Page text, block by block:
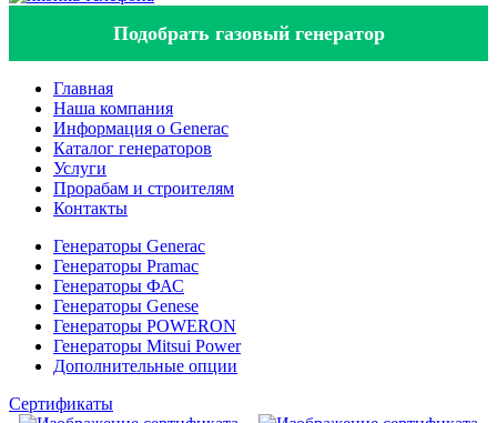
Подобрать газовый генератор
Главная
Наша компания
Информация о Generac
Каталог генераторов
Услуги
Прорабам и строителям
Контакты
Генераторы Generac
Генераторы Pramac
Генераторы ФАС
Генераторы Genese
Генераторы POWERON
Генераторы Mitsui Power
Дополнительные опции
Сертификаты